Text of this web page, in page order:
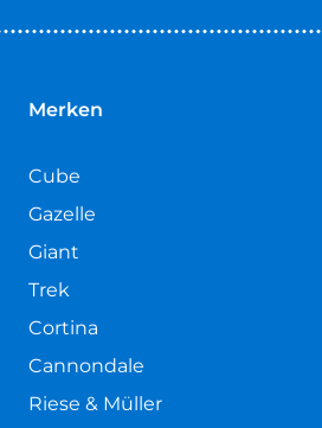
Merken
Cube
Gazelle
Giant
Trek
Cortina
Cannondale
Riese & Müller